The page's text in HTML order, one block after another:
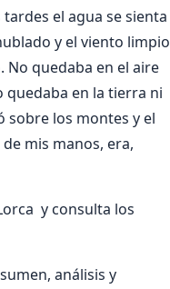
el agua se sienta
y el viento limpio
No quedaba en el aire
quedaba en la tierra ni
sobre los montes y el
mis manos, era,
y consulta los
análisis y